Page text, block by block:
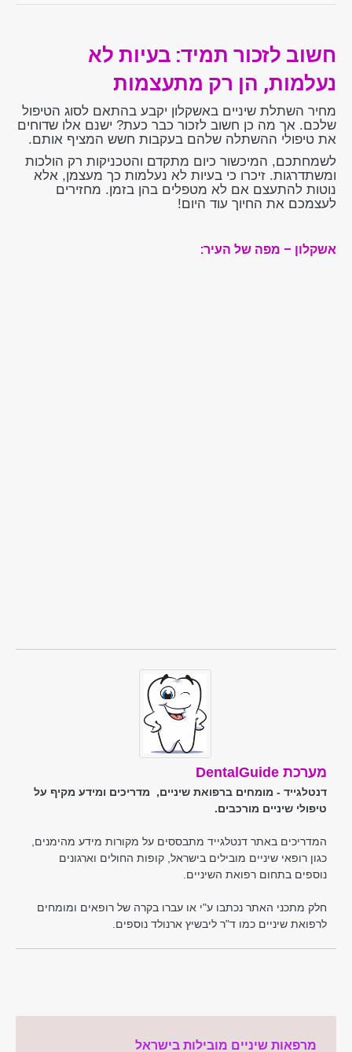
חשוב לזכור תמיד: בעיות לא
נעלמות, הן רק מתעצמות
מחיר השתלת שיניים באשקלון יקבע בהתאם לסוג הטיפול
שלכם. אך מה כן חשוב לזכור כבר כעת? ישנם אלו שדוחים
את טיפולי ההשתלה שלהם בעקבות חשש המציף אותם.
לשמחתכם, המיכשור כיום מתקדם והטכניקות רק הולכות
ומשתדרגות. זיכרו כי בעיות לא נעלמות כך מעצמן, אלא
נוטות להתעצם אם לא מטפלים בהן בזמן. מחזירים
לעצמכם את החיוך עוד היום!
אשקלון – מפה של העיר:
מערכת DentalGuide
דנטלגייד - מומחים ברפואת שיניים, מדריכים ומידע מקיף על
טיפולי שיניים מורכבים.
המדריכים באתר דנטלגייד מתבססים על מקורות מידע מהימנים,
כגון רופאי שיניים מובילים בישראל, קופות החולים וארגונים
נוספים בתחום רפואת השיניים.
חלק מתכני האתר נכתבו ע"י או עברו בקרה של רופאים ומומחים
לרפואת שיניים כמו ד"ר ליבשיץ ארנולד נוספים.
מרפאות שיניים מובילות בישראל